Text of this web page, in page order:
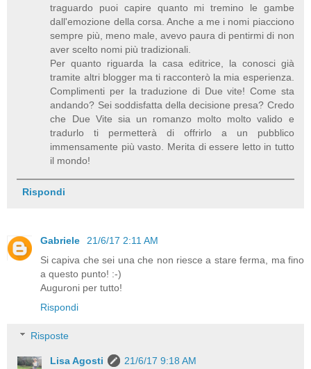
traguardo puoi capire quanto mi tremino le gambe
dall'emozione della corsa. Anche a me i nomi piacciono
sempre più, meno male, avevo paura di pentirmi di non
aver scelto nomi più tradizionali.
Per quanto riguarda la casa editrice, la conosci già
tramite altri blogger ma ti racconterò la mia esperienza.
Complimenti per la traduzione di Due vite! Come sta
andando? Sei soddisfatta della decisione presa? Credo
che Due Vite sia un romanzo molto molto valido e
tradurlo ti permetterà di offrirlo a un pubblico
immensamente più vasto. Merita di essere letto in tutto
il mondo!
Rispondi
Gabriele
21/6/17 2:11 AM
Si capiva che sei una che non riesce a stare ferma, ma fino
a questo punto! :-)
Auguroni per tutto!
Rispondi
Risposte
Lisa Agosti
21/6/17 9:18 AM